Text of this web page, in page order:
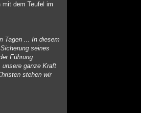
dem Teufel im
Tagen ... In diesem
seines
Führung
ganze Kraft
stehen wir